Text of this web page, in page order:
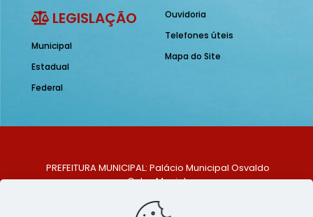
LEGISLAÇÃO
Municipal
Estadual
Federal
Ouvidoria
Telefones úteis
Mapa do Site
PREFEITURA MUNICIPAL: Palácio Municipal Osvaldo
Celso Maciel
Centro, São Bento do Una - PE. CEP: 553370-128